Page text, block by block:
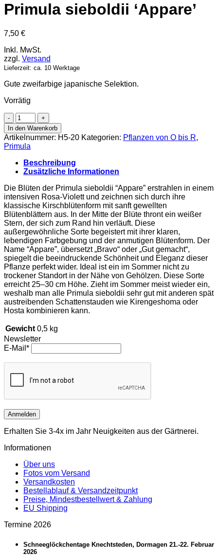
Primula sieboldii ‘Appare’
7,50 €
Inkl. MwSt.
zzgl. Versand
Lieferzeit: ca. 10 Werktage
Gute zweifarbige japanische Selektion.
Vorrätig
Primula
sieboldii
'Appare'
Menge
In den Warenkorb
Artikelnummer: H5-20 Kategorien: Pflanzen von O bis R,
Primula
Beschreibung
Zusätzliche Informationen
Die Blüten der Primula sieboldii “Appare” erstrahlen in einem
intensiven Rosa-Violett und zeichnen sich durch ihre
klassische Kirschblütenform mit sanft gewellten
Blütenblättern aus. In der Mitte der Blüte thront ein weißer
Stern, der sich zum Rand hin verläuft. Diese
außergewöhnliche Sorte begeistert mit ihrer klaren,
lebendigen Farbgebung und der anmutigen Blütenform. Der
Name “Appare”, übersetzt „Bravo“ oder „Gut gemacht“,
spiegelt die beeindruckende Schönheit und Eleganz dieser
Pflanze perfekt wider. Ideal ist ein im Sommer nicht zu
trockener Standort in der Nähe von Gehölzen. Diese Sorte
erreicht 25–30 cm Höhe. Zieht im Sommer meist wieder ein,
weshalb man alle Primula sieboldii sehr gut mit anderen spät
austreibenden Schattenstauden wie Kirengeshoma oder
Hosta kombinieren kann.
Gewicht 0,5 kg
Newsletter
E-Mail*
Anmelden
Erhalten Sie 3-4x im Jahr Neuigkeiten aus der Gärtnerei.
Informationen
Über uns
Fotos vom Versand
Versandkosten
Bestellablauf & Versandzeitpunkt
Preise, Mindestbestellwert & Zahlung
EU Shipping
Termine 2026
Schneeglöckchentage Knechtsteden, Dormagen 21.-22. Februar
2026